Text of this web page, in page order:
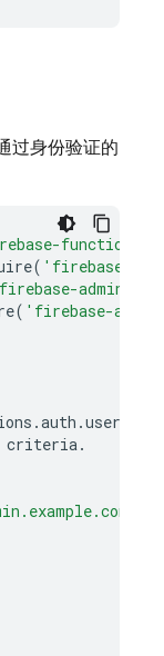
过身份验证的
functions'
( 'firebase-
admin/
( 'firebase-
.auth .user
criteria.